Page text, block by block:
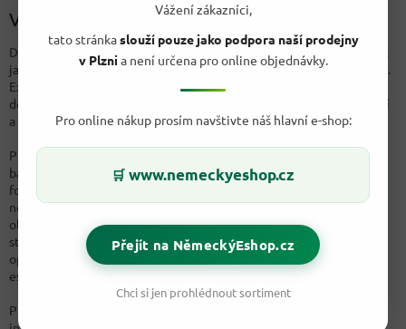
Vážení zákazníci,
tato stránkaslouží pouze jako podpora naší prodejny
v Plznia není určena pro online objednávky.
Pro online nákup prosím navštivte náš hlavní e-shop:
🛒 www.nemeckyeshop.cz
Přejít na NěmeckýEshop.cz
Chci si jen prohlédnout sortiment
Výroba domácího mýdla
Domácí výroba mýdla, známá také jako DIY mýdlo, je skvělý způsob,
jak si vytvořit vlastní jedinečné mýdlo přesně podle svých představ.
Existuje mnoho receptů a technik, které lze použít k výrobě
domácího mýdla, a mnoho lidí si tuto činnost oblíbilo jako relaxační
a kreativní koníček.
Pro první pokusy se nabízí hotová mýdlová hmota různých vůní a
barev, kterou stačí rozpustit, přidat další ingredience a přelít do
formiček. Ti šikovnější z vás se mohou pustit do výroby z olivového
nebo marseillského mýdla, která se skládají převážně z rostlinných
olejů a jsou bez syntetických případ. Mýdlo stačí nastrouhat do
starého kastrolu, přidat destilovanou vodu a za stálého míchání
opatrně zahřívat. Na závěr přidáme sušené květy, pár kapek vonné
esence a originální dárek pro vaše blízké je na světě.
Pro konkrétní recept na výrobu mýdla je nejsnazší podívat se na